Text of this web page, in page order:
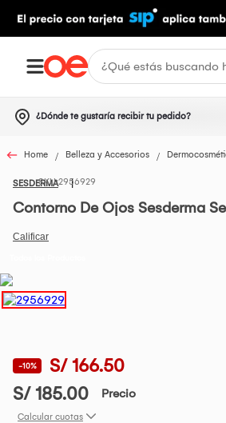
¿Dónde te gustaría recibir tu pedido?
Home Belleza y Accesorios
SESDERMA2956929
Contorno De Ojos Sesderma
-10%
S/ 166.50
S/ 185.00
Precio
Calcular cuotas